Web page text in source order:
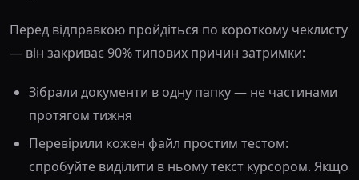
Перед відправкою пройдіться по короткому чеклисту
— він закриває 90% типових причин затримки:
Зібрали документи в одну папку — не частинами
протягом тижня
Перевірили кожен файл простим тестом:
спробуйте виділити в ньому текст курсором. Якщо